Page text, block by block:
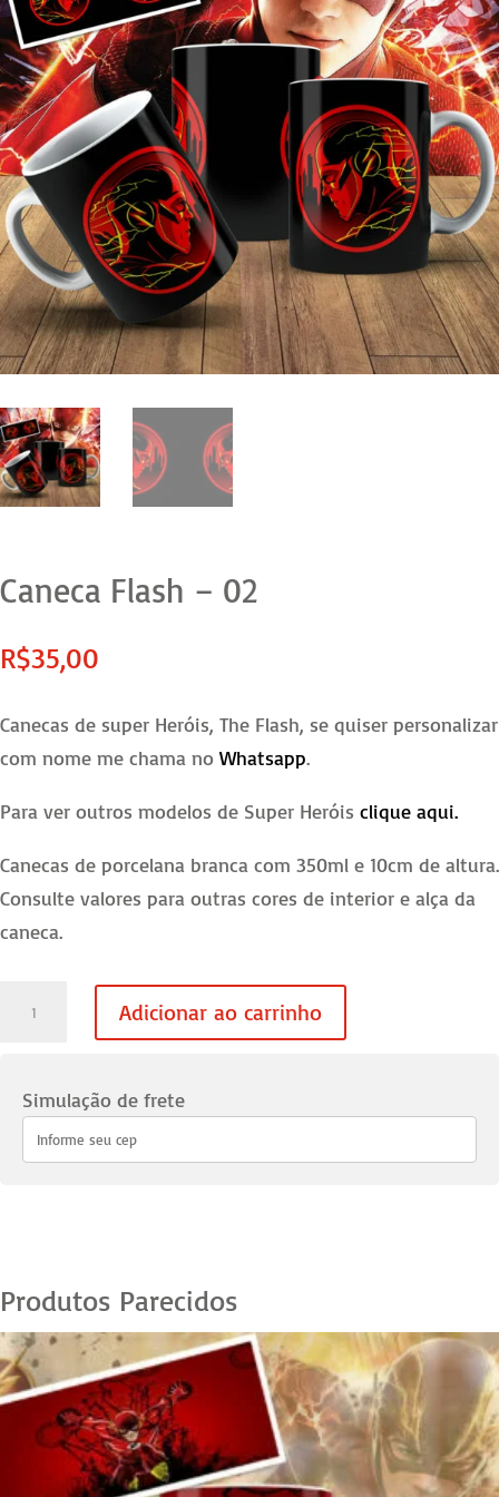
Caneca Flash – 02
R$35,00
Canecas de super Heróis, The Flash, se quiser personalizar
com nome me chama no Whatsapp.
Para ver outros modelos de Super Heróis clique aqui.
Canecas de porcelana branca com 350ml e 10cm de altura.
Consulte valores para outras cores de interior e alça da
caneca.
quantidade
Adicionar ao carrinho
Simulação de frete
Produtos Parecidos